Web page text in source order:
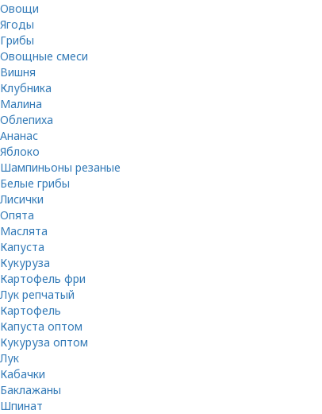
Овощи
Ягоды
Грибы
Овощные смеси
Вишня
Клубника
Малина
Облепиха
Ананас
Яблоко
Шампиньоны резаные
Белые грибы
Лисички
Опята
Маслята
Капуста
Кукуруза
Картофель фри
Лук репчатый
Картофель
Капуста оптом
Кукуруза оптом
Лук
Кабачки
Баклажаны
Шпинат